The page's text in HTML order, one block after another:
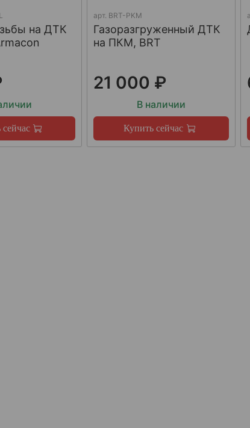
на ДТК
арт. BRT-PKM
Газоразгруженный ДТК
на ПКМ, BRT
21 000 ₽
В наличии
Купить сейчас